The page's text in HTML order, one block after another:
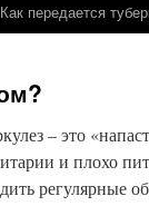
Как передается
– это
и плохо
регулярные